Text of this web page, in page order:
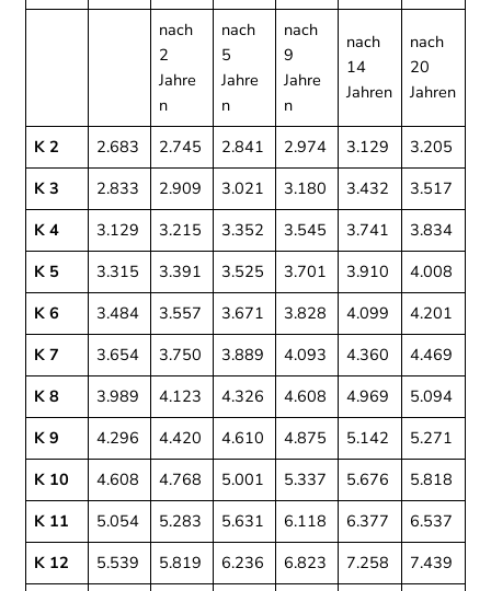
nach
2
Jahre
n
nach
5
Jahre
n
nach
9
Jahre
n
nach
14
Jahren
nach
20
Jahren
K 2 2.683 2.745 2.841 2.974 3.129
3.205
K 3
2.833 2.909 3.021 3.180 3.432
3.517
K 4
3.129 3.215 3.352 3.545 3.741
3.834
K 5
3.315 3.391 3.525 3.701 3.910
4.008
K 6
3.484 3.557 3.671 3.828 4.099
4.201
K 7
3.654 3.750 3.889 4.093 4.360
4.469
K 8
3.989 4.123 4.326 4.608 4.969
5.094
K 9
4.296 4.420 4.610 4.875 5.142
5.271
K 10
4.608 4.768 5.001 5.337 5.676
5.818
K 11
5.054 5.283 5.631 6.118 6.377
6.537
K 12
5.539 5.819 6.236 6.823 7.258
7.439